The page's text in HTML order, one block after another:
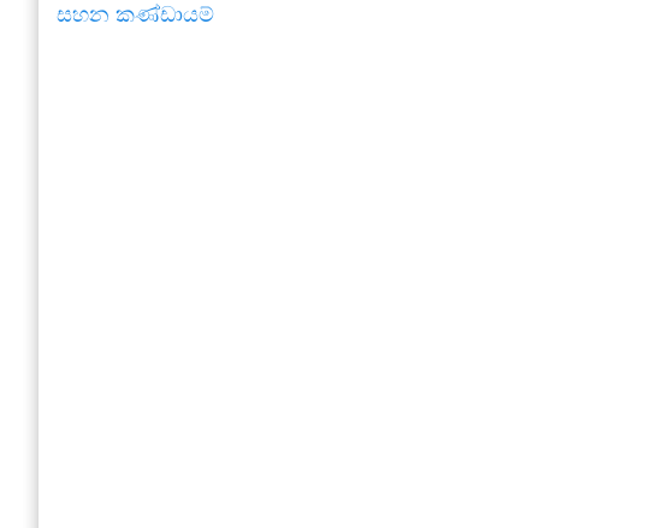
සහන කණ්ඩායම්